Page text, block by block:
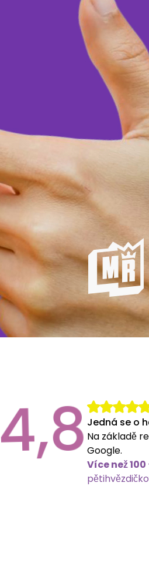
4,8Jedná se o
Na základě
Google.
Více než 100